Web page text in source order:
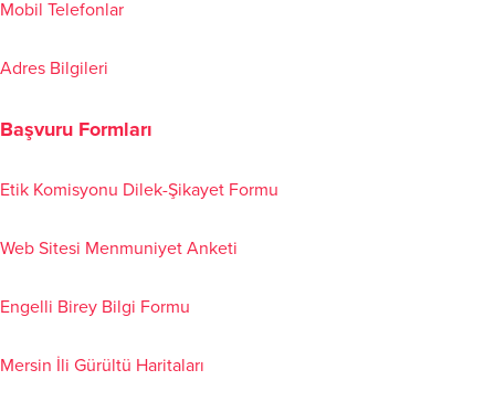
Mobil Telefonlar
Adres Bilgileri
Başvuru Formları
Etik Komisyonu Dilek-Şikayet Formu
Web Sitesi Menmuniyet Anketi
Engelli Birey Bilgi Formu
Mersin İli Gürültü Haritaları